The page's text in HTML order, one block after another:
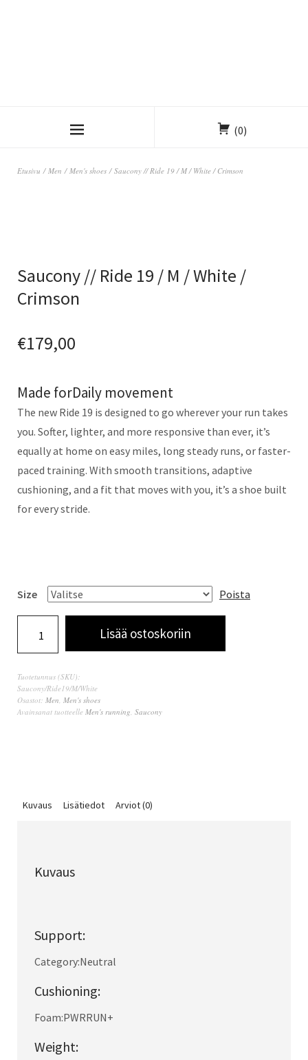
(0)
Etusivu / Men / Men's shoes / Saucony // Ride 19 / M / White / Crimson
Saucony // Ride 19 / M / White /
Crimson
€179,00
Made forDaily movement
The new Ride 19 is designed to go wherever your run takes
you. Softer, lighter, and more responsive than ever, it’s
equally at home on easy miles, long steady runs, or faster-
paced training. With smooth transitions, adaptive
cushioning, and a fit that moves with you, it’s a shoe built
for every stride.
Size Poista
Lisää ostoskoriin
Tuotetunnus (SKU):
Saucony/Ride19/M/White
Osastot: Men, Men's shoes
Avainsanat tuotteelle Men's running, Saucony
Kuvaus Lisätiedot Arviot (0)
Kuvaus
Support:
Category:Neutral
Cushioning:
Foam:PWRRUN+
Weight: